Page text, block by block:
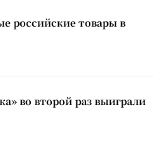
российские товары в
во второй раз выиграли